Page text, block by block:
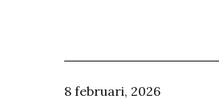
Publicerat
8 februari, 2026